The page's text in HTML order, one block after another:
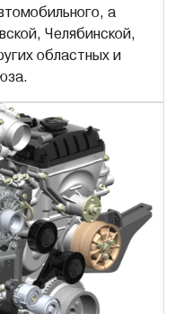
а
Челябинской,
областных и